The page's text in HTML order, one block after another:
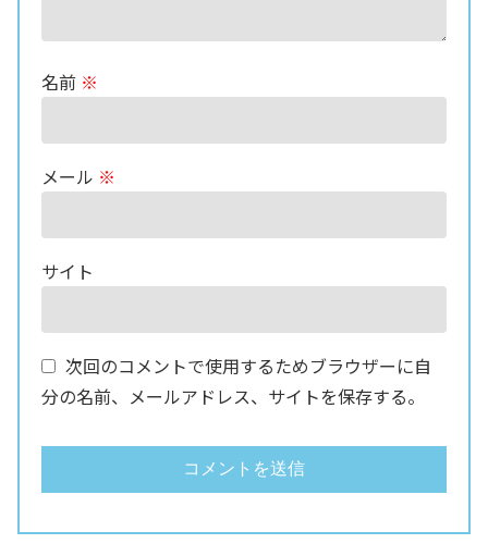
名前 ※
メール ※
サイト
次回のコメントで使用するためブラウザーに自
分の名前、メールアドレス、サイトを保存する。